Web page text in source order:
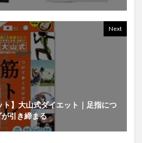
Next
ト】大山式ダイエット｜足指につ
引き締まる